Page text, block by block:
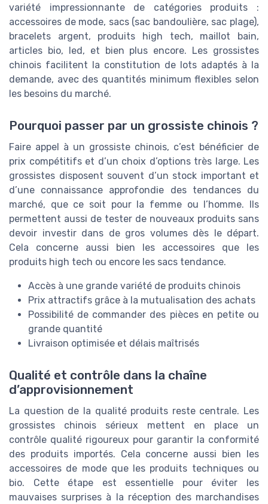
variété impressionnante de catégories produits :
accessoires de mode, sacs (sac bandoulière, sac plage),
bracelets argent, produits high tech, maillot bain,
articles bio, led, et bien plus encore. Les grossistes
chinois facilitent la constitution de lots adaptés à la
demande, avec des quantités minimum flexibles selon
les besoins du marché.
Pourquoi passer par un grossiste chinois ?
Faire appel à un grossiste chinois, c’est bénéficier de
prix compétitifs et d’un choix d’options très large. Les
grossistes disposent souvent d’un stock important et
d’une connaissance approfondie des tendances du
marché, que ce soit pour la femme ou l’homme. Ils
permettent aussi de tester de nouveaux produits sans
devoir investir dans de gros volumes dès le départ.
Cela concerne aussi bien les accessoires que les
produits high tech ou encore les sacs tendance.
Accès à une grande variété de produits chinois
Prix attractifs grâce à la mutualisation des achats
Possibilité de commander des pièces en petite ou
grande quantité
Livraison optimisée et délais maîtrisés
Qualité et contrôle dans la chaîne
d’approvisionnement
La question de la qualité produits reste centrale. Les
grossistes chinois sérieux mettent en place un
contrôle qualité rigoureux pour garantir la conformité
des produits importés. Cela concerne aussi bien les
accessoires de mode que les produits techniques ou
bio. Cette étape est essentielle pour éviter les
mauvaises surprises à la réception des marchandises